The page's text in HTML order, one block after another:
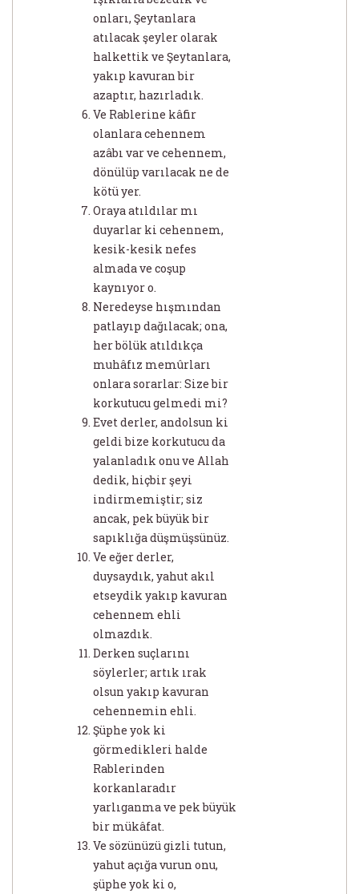
onları, Şeytanlara
atılacak şeyler olarak
halkettik ve Şeytanlara,
yakıp kavuran bir
azaptır, hazırladık.
Ve Rablerine kâfir
olanlara cehennem
azâbı var ve cehennem,
dönülüp varılacak ne de
kötü yer.
Oraya atıldılar mı
duyarlar ki cehennem,
kesik-kesik nefes
almada ve coşup
kaynıyor o.
Neredeyse hışmından
patlayıp dağılacak; ona,
her bölük atıldıkça
muhâfız memûrları
onlara sorarlar: Size bir
korkutucu gelmedi mi?
Evet derler, andolsun ki
geldi bize korkutucu da
yalanladık onu ve Allah
dedik, hiçbir şeyi
indirmemiştir; siz
ancak, pek büyük bir
sapıklığa düşmüşsünüz.
Ve eğer derler,
duysaydık, yahut akıl
etseydik yakıp kavuran
cehennem ehli
olmazdık.
Derken suçlarını
söylerler; artık ırak
olsun yakıp kavuran
cehennemin ehli.
Şüphe yok ki
görmedikleri halde
Rablerinden
korkanlaradır
yarlıganma ve pek büyük
bir mükâfat.
Ve sözünüzü gizli tutun,
yahut açığa vurun onu,
şüphe yok ki o,